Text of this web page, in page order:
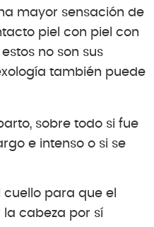
mayor sensación de
piel con piel con
no son sus
también puede
sobre todo si fue
e intenso o si se
cuello para que el
la cabeza por sí